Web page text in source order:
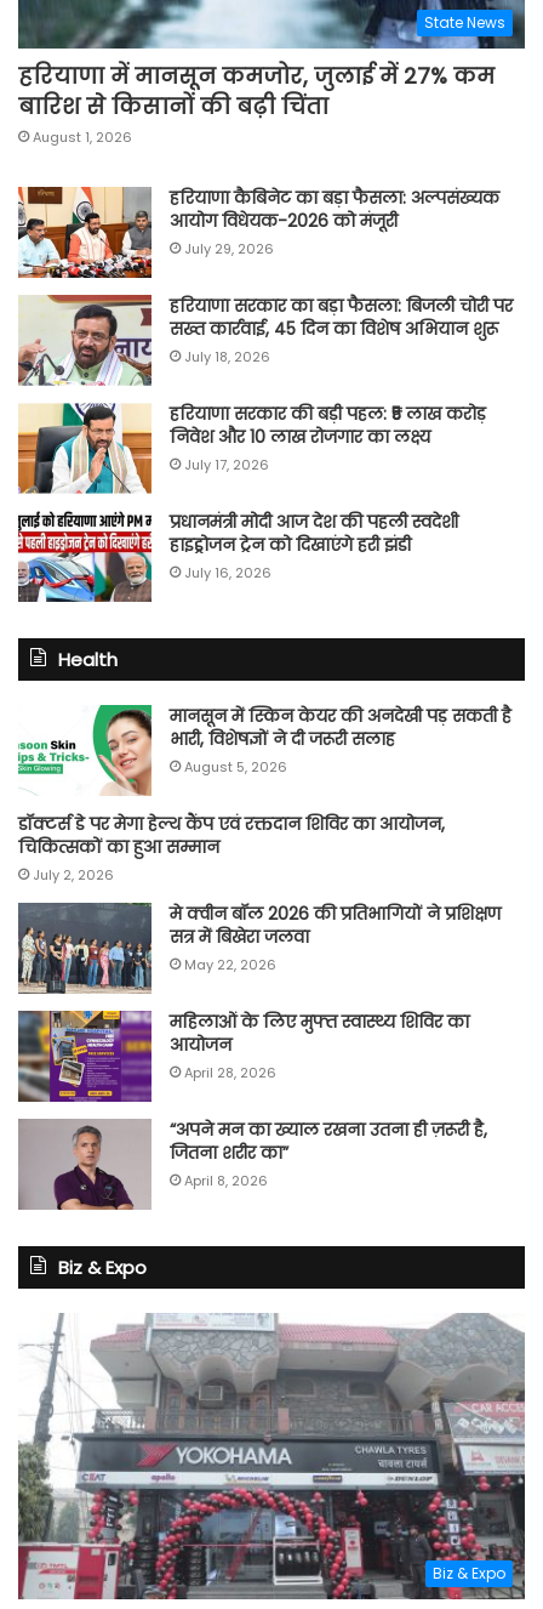
State News
हरियाणा में मानसून कमजोर, जुलाई में 27% कम
बारिश से किसानों की बढ़ी चिंता
August 1, 2026
हरियाणा कैबिनेट का बड़ा फैसला: अल्पसंख्यक
आयोग विधेयक-2026 को मंजूरी
July 29, 2026
हरियाणा सरकार का बड़ा फैसला: बिजली चोरी पर
सख्त कार्रवाई, 45 दिन का विशेष अभियान शुरू
July 18, 2026
हरियाणा सरकार की बड़ी पहल: ₹5 लाख करोड़
निवेश और 10 लाख रोजगार का लक्ष्य
July 17, 2026
प्रधानमंत्री मोदी आज देश की पहली स्वदेशी
हाइड्रोजन ट्रेन को दिखाएंगे हरी झंडी
July 16, 2026
Health
मानसून में स्किन केयर की अनदेखी पड़ सकती है
भारी, विशेषज्ञों ने दी जरूरी सलाह
August 5, 2026
डॉक्टर्स डे पर मेगा हेल्थ कैंप एवं रक्तदान शिविर का आयोजन,
चिकित्सकों का हुआ सम्मान
July 2, 2026
मे क्वीन बॉल 2026 की प्रतिभागियों ने प्रशिक्षण
सत्र में बिखेरा जलवा
May 22, 2026
महिलाओं के लिए मुफ्त स्वास्थ्य शिविर का
आयोजन
April 28, 2026
“अपने मन का ख्याल रखना उतना ही ज़रूरी है,
जितना शरीर का”
April 8, 2026
Biz & Expo
Biz & Expo